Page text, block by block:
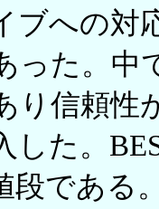
ブへの対
った。中
り信頼性
した。
段である